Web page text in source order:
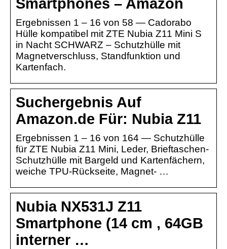
Smartphones – Amazon
Ergebnissen 1 – 16 von 58 — Cadorabo
Hülle kompatibel mit ZTE Nubia Z11 Mini S
in Nacht SCHWARZ – Schutzhülle mit
Magnetverschluss, Standfunktion und
Kartenfach.
Suchergebnis Auf
Amazon.de Für: Nubia Z11
Ergebnissen 1 – 16 von 164 — Schutzhülle
für ZTE Nubia Z11 Mini, Leder, Brieftaschen-
Schutzhülle mit Bargeld und Kartenfächern,
weiche TPU-Rückseite, Magnet- …
Nubia NX531J Z11
Smartphone (14 cm , 64GB
interner …